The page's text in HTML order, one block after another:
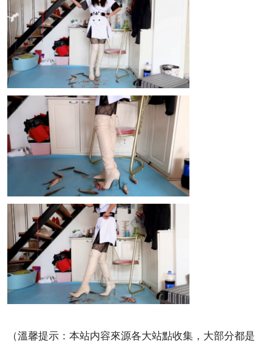
（溫馨提示：本站内容來源各大站點收集，大部分都是